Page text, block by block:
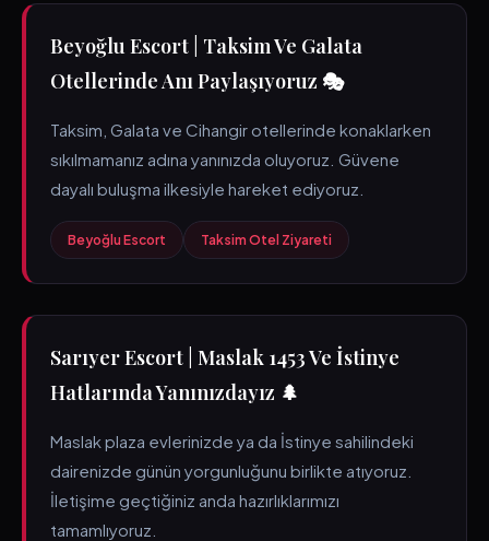
Beyoğlu Escort | Taksim Ve Galata
Otellerinde Anı Paylaşıyoruz 🎭
Taksim, Galata ve Cihangir otellerinde konaklarken
sıkılmamanız adına yanınızda oluyoruz. Güvene
dayalı buluşma ilkesiyle hareket ediyoruz.
Beyoğlu Escort Taksim Otel Ziyareti
Sarıyer Escort | Maslak 1453 Ve İstinye
Hatlarında Yanınızdayız 🌲
Maslak plaza evlerinizde ya da İstinye sahilindeki
dairenizde günün yorgunluğunu birlikte atıyoruz.
İletişime geçtiğiniz anda hazırlıklarımızı
tamamlıyoruz.